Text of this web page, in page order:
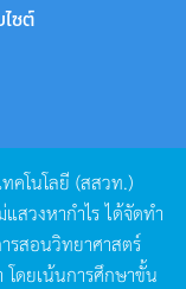
ซต์
คโนโลยี (สสวท.)
สวงหากำไรได้จัดทำ
รสอนวิทยาศาสตร์
โดยเน้นการศึกษาขั้น